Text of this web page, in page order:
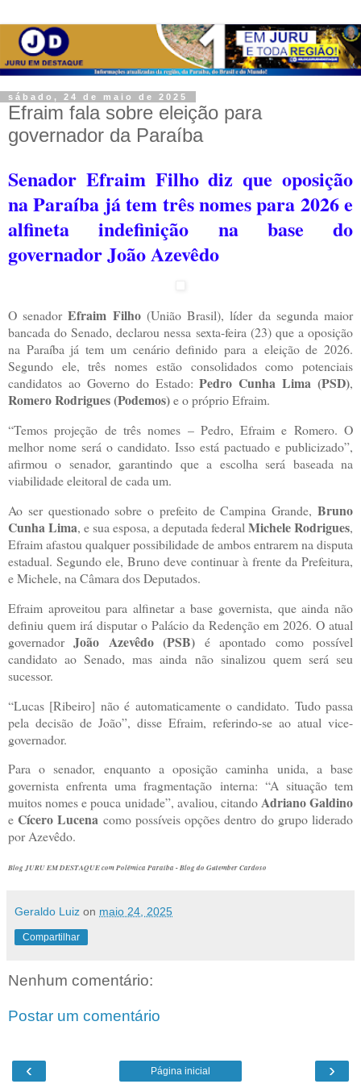
sábado, 24 de maio de 2025
Efraim fala sobre eleição para
governador da Paraíba
Senador Efraim Filho diz que oposição
na Paraíba já tem três nomes para 2026 e
alfineta indefinição na base do
governador João Azevêdo
O senadorEfraim Filho(União Brasil), líder da segunda maior
bancada do Senado, declarou nessa sexta-feira (23) que a oposição
na Paraíba já tem um cenário definido para a eleição de 2026.
Segundo ele, três nomes estão consolidados como potenciais
candidatos ao Governo do Estado:Pedro Cunha Lima (PSD),
Romero Rodrigues (Podemos)e o próprio Efraim.
“Temos projeção de três nomes – Pedro, Efraim e Romero. O
melhor nome será o candidato. Isso está pactuado e publicizado”,
afirmou o senador, garantindo que a escolha será baseada na
viabilidade eleitoral de cada um.
Ao ser questionado sobre o prefeito de Campina Grande, Bruno
Cunha Lima, e sua esposa, a deputada federal Michele Rodrigues,
Efraim afastou qualquer possibilidade de ambos entrarem na disputa
estadual. Segundo ele, Bruno deve continuar à frente da Prefeitura,
e Michele, na Câmara dos Deputados.
Efraim aproveitou para alfinetar a base governista, que ainda não
definiu quem irá disputar o Palácio da Redenção em 2026. O atual
governadorJoão Azevêdo (PSB) é apontado como possível
candidato ao Senado, mas ainda não sinalizou quem será seu
sucessor.
“Lucas [Ribeiro] não é automaticamente o candidato. Tudo passa
pela decisão de João”, disse Efraim, referindo-se ao atual vice-
governador.
Para o senador, enquanto a oposição caminha unida, a base
governista enfrenta uma fragmentação interna: “A situação tem
muitos nomes e pouca unidade”, avaliou, citandoAdriano Galdino
eCícero Lucena como possíveis opções dentro do grupo liderado
por Azevêdo.
Blog JURU EM DESTAQUE com Polêmica Paraíba - Blog do Gutember Cardoso
Geraldo Luiz on maio 24, 2025
Compartilhar
Nenhum comentário:
Postar um comentário
‹ ›
Página inicial